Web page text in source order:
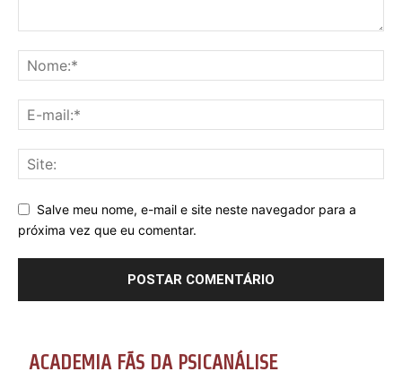
Salve meu nome, e-mail e site neste navegador para a
próxima vez que eu comentar.
ACADEMIA FÃS DA PSICANÁLISE